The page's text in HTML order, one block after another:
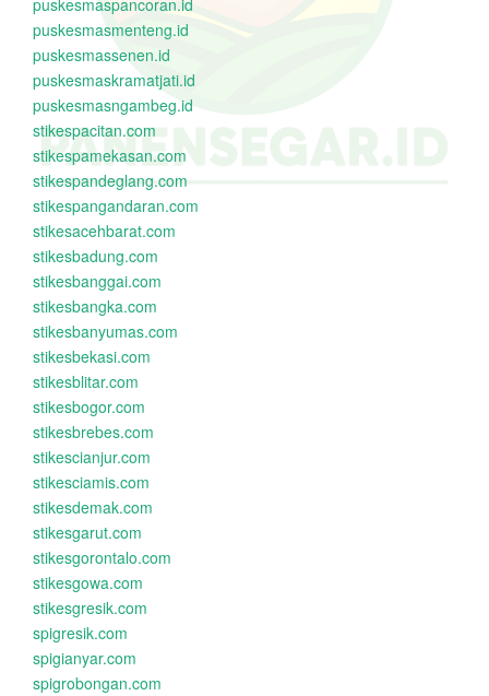
puskesmaspancoran.id
puskesmasmenteng.id
puskesmassenen.id
puskesmaskramatjati.id
puskesmasngambeg.id
stikespacitan.com
stikespamekasan.com
stikespandeglang.com
stikespangandaran.com
stikesacehbarat.com
stikesbadung.com
stikesbanggai.com
stikesbangka.com
stikesbanyumas.com
stikesbekasi.com
stikesblitar.com
stikesbogor.com
stikesbrebes.com
stikescianjur.com
stikesciamis.com
stikesdemak.com
stikesgarut.com
stikesgorontalo.com
stikesgowa.com
stikesgresik.com
spigresik.com
spigianyar.com
spigrobongan.com